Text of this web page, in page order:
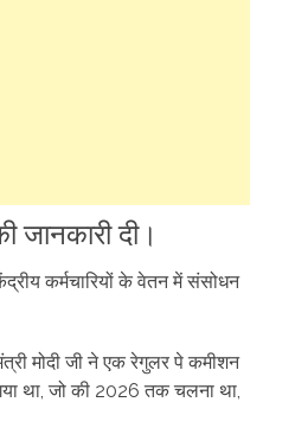
दी।
कर्मचारियों के वेतन में संसोधन
मोदी जी ने एक रेगुलर पे कमीशन
था, जो की 2026 तक चलना था,